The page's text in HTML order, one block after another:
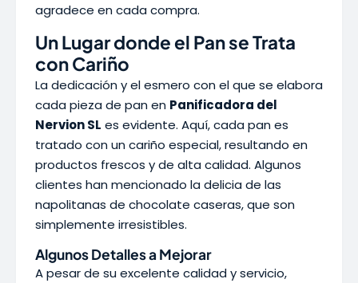
agradece en cada compra.
Un Lugar donde el Pan se Trata
con Cariño
La dedicación y el esmero con el que se elabora
cada pieza de pan en Panificadora del
Nervion SL es evidente. Aquí, cada pan es
tratado con un cariño especial, resultando en
productos frescos y de alta calidad. Algunos
clientes han mencionado la delicia de las
napolitanas de chocolate caseras, que son
simplemente irresistibles.
Algunos Detalles a Mejorar
A pesar de su excelente calidad y servicio,